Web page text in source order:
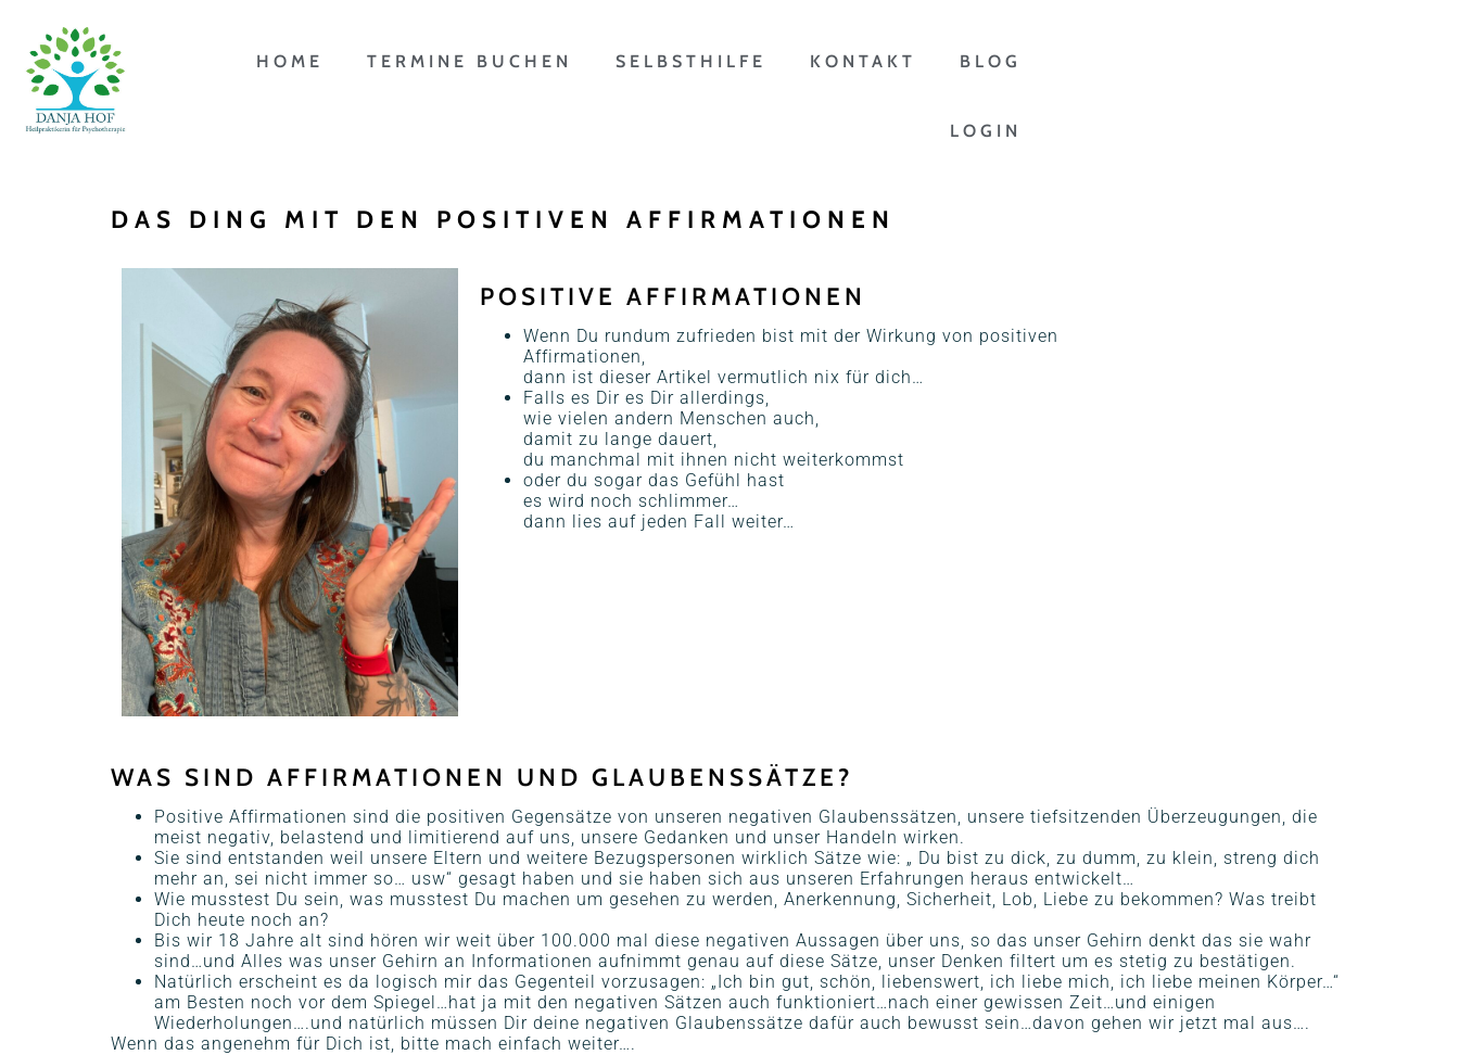
HOME TERMINE BUCHEN SELBSTHILFE KONTAKT BLOG
LOGIN
DAS DING MIT DEN POSITIVEN AFFIRMATIONEN
POSITIVE AFFIRMATIONEN
Wenn Du rundum zufrieden bist mit der Wirkung von positiven
Affirmationen,
dann ist dieser Artikel vermutlich nix für dich…
Falls es Dir es Dir allerdings,
wie vielen andern Menschen auch,
damit zu lange dauert,
du manchmal mit ihnen nicht weiterkommst
oder du sogar das Gefühl hast
es wird noch schlimmer…
dann lies auf jeden Fall weiter…
WAS SIND AFFIRMATIONEN UND GLAUBENSSÄTZE?
Positive Affirmationen sind die positiven Gegensätze von unseren negativen Glaubenssätzen, unsere tiefsitzenden Überzeugungen, die
meist negativ, belastend und limitierend auf uns, unsere Gedanken und unser Handeln wirken.
Sie sind entstanden weil unsere Eltern und weitere Bezugspersonen wirklich Sätze wie: „ Du bist zu dick, zu dumm, zu klein, streng dich
mehr an, sei nicht immer so… usw“ gesagt haben und sie haben sich aus unseren Erfahrungen heraus entwickelt…
Wie musstest Du sein, was musstest Du machen um gesehen zu werden, Anerkennung, Sicherheit, Lob, Liebe zu bekommen? Was treibt
Dich heute noch an?
Bis wir 18 Jahre alt sind hören wir weit über 100.000 mal diese negativen Aussagen über uns, so das unser Gehirn denkt das sie wahr
sind…und Alles was unser Gehirn an Informationen aufnimmt genau auf diese Sätze, unser Denken filtert um es stetig zu bestätigen.
Natürlich erscheint es da logisch mir das Gegenteil vorzusagen: „Ich bin gut, schön, liebenswert, ich liebe mich, ich liebe meinen Körper…“
am Besten noch vor dem Spiegel…hat ja mit den negativen Sätzen auch funktioniert…nach einer gewissen Zeit…und einigen
Wiederholungen….und natürlich müssen Dir deine negativen Glaubenssätze dafür auch bewusst sein…davon gehen wir jetzt mal aus….
Wenn das angenehm für Dich ist, bitte mach einfach weiter….